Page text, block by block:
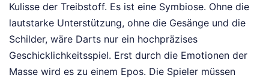
Kulisse der Treibstoff. Es ist eine Symbiose. Ohne die
lautstarke Unterstützung, ohne die Gesänge und die
Schilder, wäre Darts nur ein hochpräzises
Geschicklichkeitsspiel. Erst durch die Emotionen der
Masse wird es zu einem Epos. Die Spieler müssen